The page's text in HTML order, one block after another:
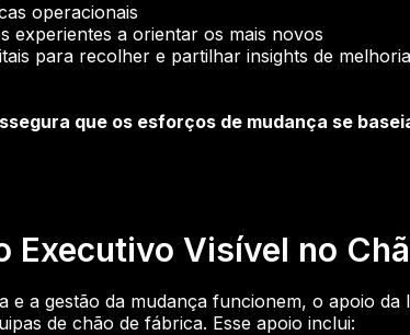
operacionais
experientes a orientar os mais novos
para recolher e partilhar insights de
que os esforços de mudança se
Executivo Visível no
e a gestão da mudança funcionem, o apoio da
de chão de fábrica. Esse apoio inclui: